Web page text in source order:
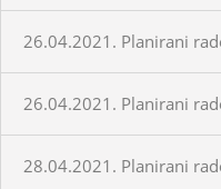
26.04.2021. Planirani
26.04.2021. Planirani
28.04.2021. Planirani